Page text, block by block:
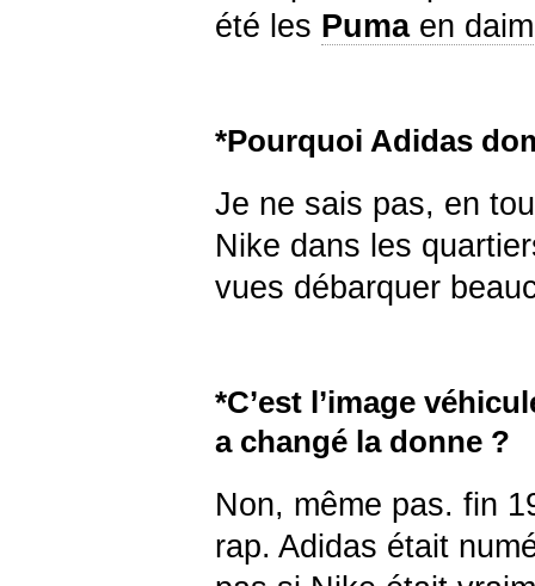
été les Pumaen
*Pourquoi Adidas
Je ne sais pas, en
Nike dans les
vues débarquer
*C’est l’image
a changé la donne ?
Non, même pas. fin
rap. Adidas était